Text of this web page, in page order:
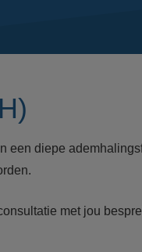
diepe
met jou